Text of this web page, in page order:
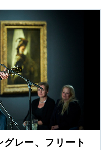
レー、フリート